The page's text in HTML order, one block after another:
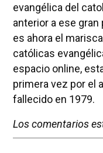
evangélica del
anterior a ese gran
es ahora el
católicas
espacio online,
primera vez por el
fallecido en 1979.
Los comentarios